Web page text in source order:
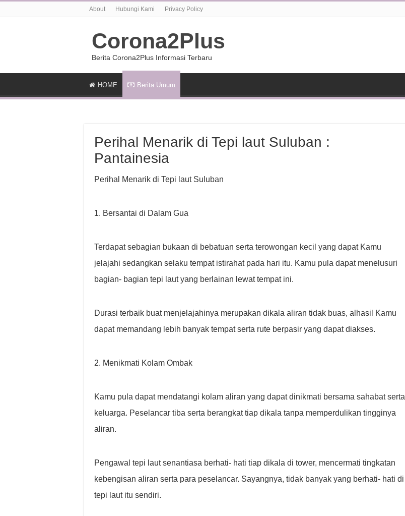
About Hubungi Kami Privacy Policy
Corona2Plus
Berita Corona2Plus Informasi Terbaru
HOME Berita Umum
Perihal Menarik di Tepi laut Suluban :
Pantainesia
Perihal Menarik di Tepi laut Suluban
1. Bersantai di Dalam Gua
Terdapat sebagian bukaan di bebatuan serta terowongan kecil yang dapat Kamu
jelajahi sedangkan selaku tempat istirahat pada hari itu. Kamu pula dapat menelusuri
bagian- bagian tepi laut yang berlainan lewat tempat ini.
Durasi terbaik buat menjelajahinya merupakan dikala aliran tidak buas, alhasil Kamu
dapat memandang lebih banyak tempat serta rute berpasir yang dapat diakses.
2. Menikmati Kolam Ombak
Kamu pula dapat mendatangi kolam aliran yang dapat dinikmati bersama sahabat serta
keluarga. Peselancar tiba serta berangkat tiap dikala tanpa memperdulikan tingginya
aliran.
Pengawal tepi laut senantiasa berhati- hati tiap dikala di tower, mencermati tingkatan
kebengisan aliran serta para peselancar. Sayangnya, tidak banyak yang berhati- hati di
tepi laut itu sendiri.